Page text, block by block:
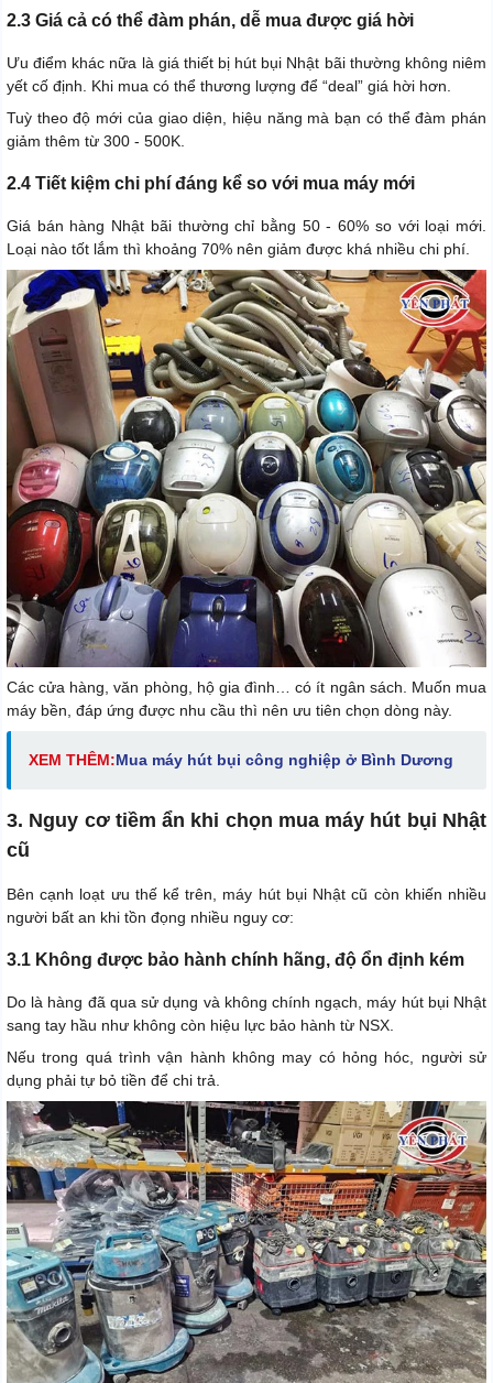
2.3 Giá cả có thể đàm phán, dễ mua được giá hời
Ưu điểm khác nữa là giá thiết bị hút bụi Nhật bãi thường không niêm
yết cố định. Khi mua có thể thương lượng để “deal” giá hời hơn.
Tuỳ theo độ mới của giao diện, hiệu năng mà bạn có thể đàm phán
giảm thêm từ 300 - 500K.
2.4 Tiết kiệm chi phí đáng kể so với mua máy mới
Giá bán hàng Nhật bãi thường chỉ bằng 50 - 60% so với loại mới.
Loại nào tốt lắm thì khoảng 70% nên giảm được khá nhiều chi phí.
Các cửa hàng, văn phòng, hộ gia đình… có ít ngân sách. Muốn mua
máy bền, đáp ứng được nhu cầu thì nên ưu tiên chọn dòng này.
XEM THÊM:Mua máy hút bụi công nghiệp ở Bình Dương
3. Nguy cơ tiềm ẩn khi chọn mua máy hút bụi Nhật
cũ
Bên cạnh loạt ưu thế kể trên, máy hút bụi Nhật cũ còn khiến nhiều
người bất an khi tồn đọng nhiều nguy cơ:
3.1 Không được bảo hành chính hãng, độ ổn định kém
Do là hàng đã qua sử dụng và không chính ngạch, máy hút bụi Nhật
sang tay hầu như không còn hiệu lực bảo hành từ NSX.
Nếu trong quá trình vận hành không may có hỏng hóc, người sử
dụng phải tự bỏ tiền để chi trả.